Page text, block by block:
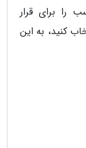
را برای قرار
کنید، به این